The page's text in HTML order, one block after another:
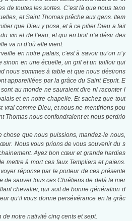
de toutes les sortes. C’est là que nous teno
et Saint Thomas prêche aux gens. Item
que Dieu y posa, et à ce pilier Dieu a fait
vin et de l’eau, et qui en boit n’a désir des
va ni d’où elle vient.
en notre palais, c’est à savoir qu’on n’y
sinon en une écuelle, un gril et un tailloir qui
nous sommes à table et que nous désirons
appareillées par la grâce du Saint Esprit. E
au monde ne sauraient dire ni raconter l
et en notre chapelle. Et sachez que tout
vrai comme Dieu, et nous ne mentirions pou
Thomas nous confondraient et nous perdrio
que nous puissions, mandez-le nous,
Nous vous prions de vous souvenir du s
Ayez bon cœur et grande hardies
mettre à mort ces faux Templiers et païens.
réponse par le porteur de ces présente
de sauver tous ces Chrétiens de delà la mer
chevalier, qui soit de bonne génération d
qu’il vous donne persévérance en la grâc
de notre nativité cinq cents et sept.